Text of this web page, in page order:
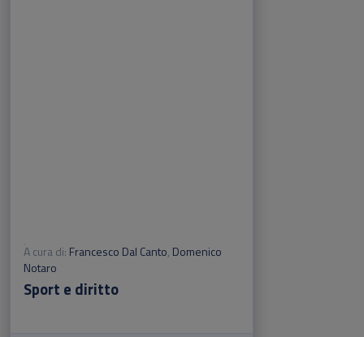
A cura di: Francesco Dal Canto, Domenico
Notaro
Sport e diritto